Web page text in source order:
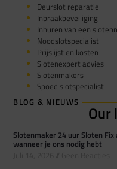
BLOG & NIEUWS
Our
Slotenmaker 24 uur Sloten
wanneer je ons nodig hebt
Deurslot reparatie
Inbraakbeveiliging
Inhuren van een
Noodslotspecialist
Prijslijst en kosten
Slotenexpert advies
Slotenmakers
Spoed slotspecialist